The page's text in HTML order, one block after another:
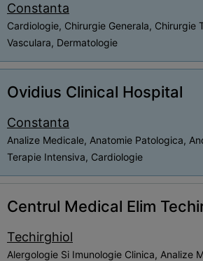
Constanta
Cardiologie, Chirurgie Generala, Chirurgie
Vasculara, Dermatologie
Ovidius Clinical Hospital
Constanta
Analize Medicale, Anatomie Patologica,
Terapie Intensiva, Cardiologie
Centrul Medical Elim
Techirghiol
Alergologie Si Imunologie Clinica, Analize